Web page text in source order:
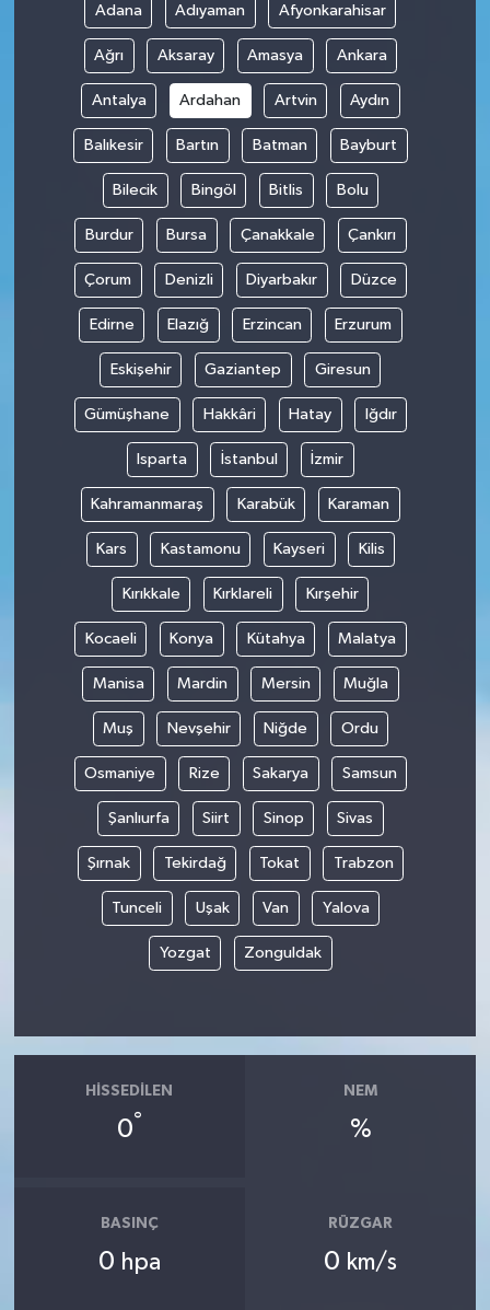
Adana Adıyaman Afyonkarahisar
Ağrı Aksaray Amasya Ankara
Antalya Ardahan Artvin Aydın
Balıkesir Bartın Batman Bayburt
Bilecik Bingöl Bitlis Bolu
Burdur Bursa Çanakkale Çankırı
Çorum Denizli Diyarbakır Düzce
Edirne Elazığ Erzincan Erzurum
Eskişehir Gaziantep Giresun
Gümüşhane Hakkâri Hatay Iğdır
Isparta İstanbul İzmir
Kahramanmaraş Karabük Karaman
Kars Kastamonu Kayseri Kilis
Kırıkkale Kırklareli Kırşehir
Kocaeli Konya Kütahya Malatya
Manisa Mardin Mersin Muğla
Muş Nevşehir Niğde Ordu
Osmaniye Rize Sakarya Samsun
Şanlıurfa Siirt Sinop Sivas
Şırnak Tekirdağ Tokat Trabzon
Tunceli Uşak Van Yalova
Yozgat Zonguldak
HISSEDILEN
0°
NEM
%
BASINÇ
0 hpa
RÜZGAR
0 km/s